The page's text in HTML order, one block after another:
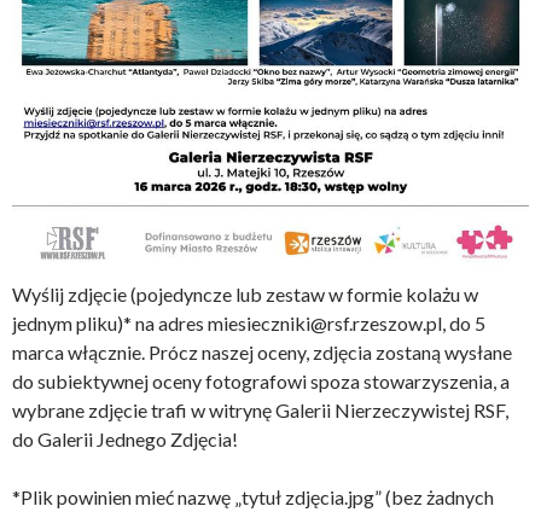
Wyślij zdjęcie (pojedyncze lub zestaw w formie kolażu w
jednym pliku)* na adres miesieczniki@rsf.rzeszow.pl, do 5
marca włącznie. Prócz naszej oceny, zdjęcia zostaną wysłane
do subiektywnej oceny fotografowi spoza stowarzyszenia, a
wybrane zdjęcie trafi w witrynę Galerii Nierzeczywistej RSF,
do Galerii Jednego Zdjęcia!
*Plik powinien mieć nazwę „tytuł zdjęcia.jpg” (bez żadnych